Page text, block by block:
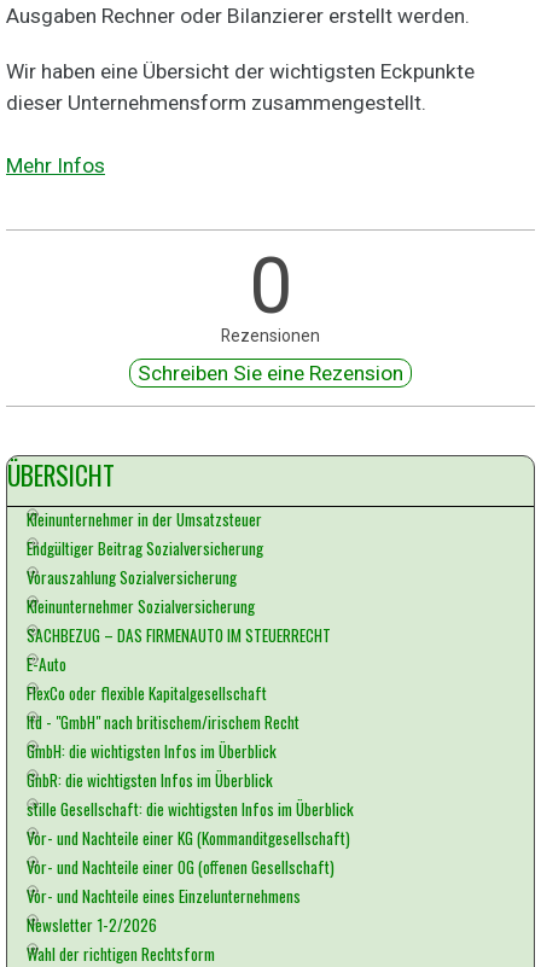
Ausgaben Rechner oder Bilanzierer erstellt werden.
Wir haben eine Übersicht der wichtigsten Eckpunkte
dieser Unternehmensform zusammengestellt.
Mehr Infos
0
Rezensionen
Block überspringen ÜBERSICHT
ÜBERSICHT
Kleinunternehmer in der Umsatzsteuer
Endgültiger Beitrag Sozialversicherung
Vorauszahlung Sozialversicherung
Kleinunternehmer Sozialversicherung
SACHBEZUG – DAS FIRMENAUTO IM STEUERRECHT
E-Auto
FlexCo oder flexible Kapitalgesellschaft
ltd - "GmbH" nach britischem/irischem Recht
GmbH: die wichtigsten Infos im Überblick
GnbR: die wichtigsten Infos im Überblick
stille Gesellschaft: die wichtigsten Infos im Überblick
Vor- und Nachteile einer KG (Kommanditgesellschaft)
Vor- und Nachteile einer OG (offenen Gesellschaft)
Vor- und Nachteile eines Einzelunternehmens
Newsletter 1-2/2026
Wahl der richtigen Rechtsform